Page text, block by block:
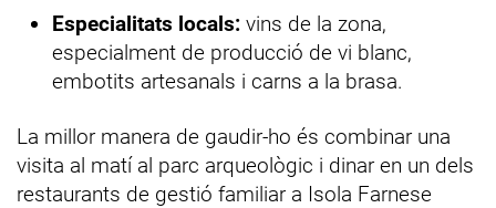
Especialitats locals: vins de la zona,
especialment de producció de vi blanc,
embotits artesanals i carns a la brasa.
La millor manera de gaudir-ho és combinar una
visita al matí al parc arqueològic i dinar en un dels
restaurants de gestió familiar a Isola Farnese